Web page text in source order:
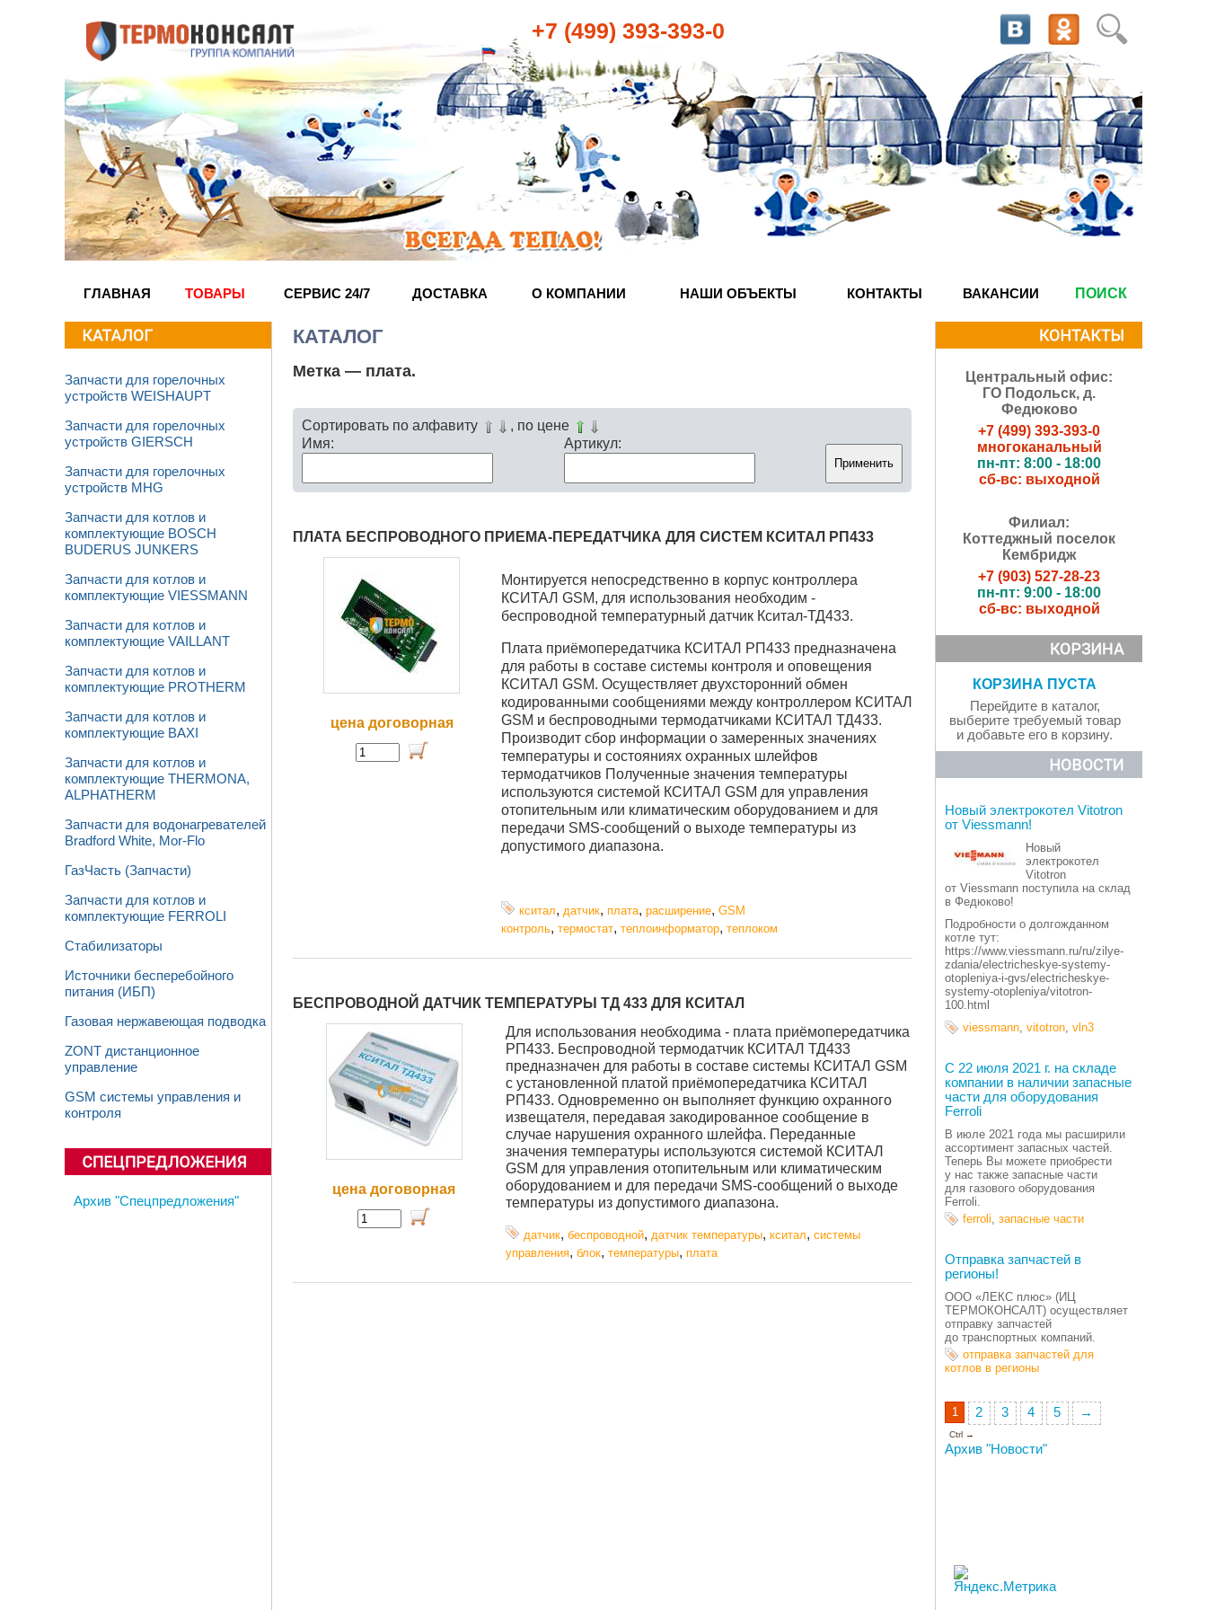
+7 (499) 393-393-0
ГЛАВНАЯ ТОВАРЫ СЕРВИС 24/7 ДОСТАВКА О КОМПАНИИ НАШИ ОБЪЕКТЫ КОНТАКТЫ ВАКАНСИИ ПОИСК
Запчасти для горелочных
устройств WEISHAUPT
Запчасти для горелочных
устройств GIERSCH
Запчасти для горелочных
устройств MHG
Запчасти для котлов и
комплектующие BOSCH
BUDERUS JUNKERS
Запчасти для котлов и
комплектующие VIESSMANN
Запчасти для котлов и
комплектующие VAILLANT
Запчасти для котлов и
комплектующие PROTHERM
Запчасти для котлов и
комплектующие BAXI
Запчасти для котлов и
комплектующие THERMONA,
ALPHATHERM
Запчасти для водонагревателей
Bradford White, Mor-Flo
ГазЧасть (Запчасти)
Запчасти для котлов и
комплектующие FERROLI
Стабилизаторы
Источники бесперебойного
питания (ИБП)
Газовая нержавеющая подводка
ZONT дистанционное
управление
GSM системы управления и
контроля
Архив "Спецпредложения"
КАТАЛОГ
Метка — плата.
Сортировать по алфавиту
, по цене
Имя:
Артикул:
ПЛАТА БЕСПРОВОДНОГО ПРИЕМА-ПЕРЕДАТЧИКА ДЛЯ СИСТЕМ КСИТАЛ РП433
цена договорная
Монтируется непосредственно в корпус контроллера
КСИТАЛ GSM, для использования необходим -
беспроводной температурный датчик Кситал-ТД433.
Плата приёмопередатчика КСИТАЛ РП433 предназначена
для работы в составе системы контроля и оповещения
КСИТАЛ GSM. Осуществляет двухсторонний обмен
кодированными сообщениями между контроллером КСИТАЛ
GSM и беспроводными термодатчиками КСИТАЛ ТД433.
Производит сбор информации о замеренных значениях
температуры и состояниях охранных шлейфов
термодатчиков Полученные значения температуры
используются системой КСИТАЛ GSM для управления
отопительным или климатическим оборудованием и для
передачи SMS-сообщений о выходе температуры из
допустимого диапазона.
кситал, датчик, плата, расширение, GSM
контроль, термостат, теплоинформатор, теплоком
БЕСПРОВОДНОЙ ДАТЧИК ТЕМПЕРАТУРЫ ТД 433 ДЛЯ КСИТАЛ
цена договорная
Для использования необходима - плата приёмопередатчика
РП433. Беспроводной термодатчик КСИТАЛ ТД433
предназначен для работы в составе системы КСИТАЛ GSM
с установленной платой приёмопередатчика КСИТАЛ
РП433. Одновременно он выполняет функцию охранного
извещателя, передавая закодированное сообщение в
случае нарушения охранного шлейфа. Переданные
значения температуры используются системой КСИТАЛ
GSM для управления отопительным или климатическим
оборудованием и для передачи SMS-сообщений о выходе
температуры из допустимого диапазона.
датчик, беспроводной, датчик температуры, кситал, системы
управления, блок, температуры, плата
Центральный офис:
ГО Подольск, д.
Федюково
+7 (499) 393-393-0
многоканальный
пн-пт: 8:00 - 18:00
сб-вс: выходной
Филиал:
Коттеджный поселок
Кембридж
+7 (903) 527-28-23
пн-пт: 9:00 - 18:00
сб-вс: выходной
КОРЗИНА ПУСТА
Перейдите в каталог,
выберите требуемый товар
и добавьте его в корзину.
Новый электрокотел Vitotron
от Viessmann!
Новый
электрокотел
Vitotron
от Viessmann поступила на склад
в Федюково!
Подробности о долгожданном
котле тут:
https://www.viessmann.ru/ru/zilye-
zdania/electricheskye-systemy-
otopleniya-i-gvs/electricheskye-
systemy-otopleniya/vitotron-
100.html
viessmann, vitotron, vln3
С 22 июля 2021 г. на складе
компании в наличии запасные
части для оборудования
Ferroli
В июле 2021 года мы расширили
ассортимент запасных частей.
Теперь Вы можете приобрести
у нас также запасные части
для газового оборудования
Ferroli.
ferroli, запасные части
Отправка запчастей в
регионы!
ООО «ЛЕКС плюс» (ИЦ
ТЕРМОКОНСАЛТ) осуществляет
отправку запчастей
до транспортных компаний.
отправка запчастей для
котлов в регионы
1 2 3 4 5 →
Ctrl →
Архив "Новости"